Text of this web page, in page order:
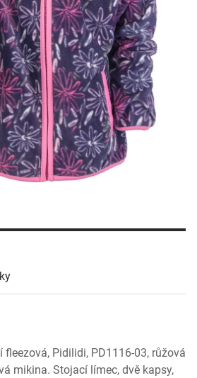
Pidilidi, PD1116-03, růžová
mikina. Stojací límec, dvě kapsy,